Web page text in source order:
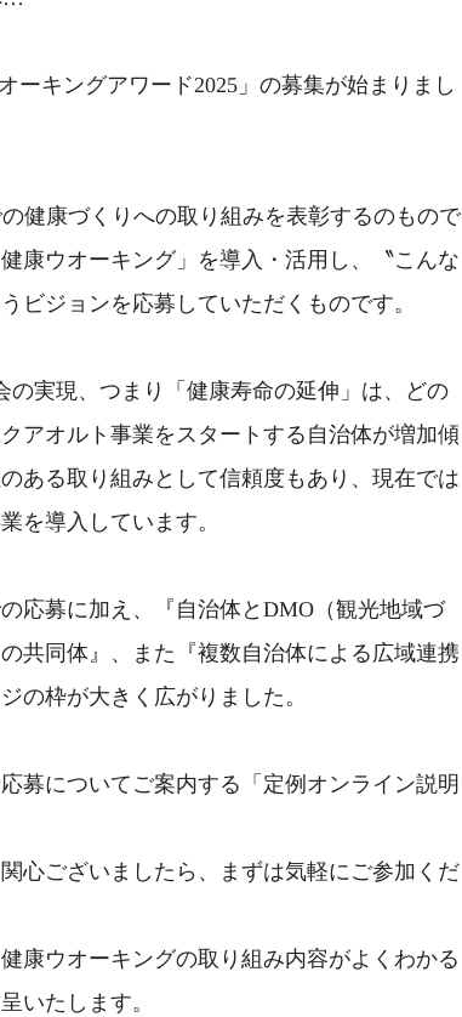
キングアワード2025」の募集が始まりまし
健康づくりへの取り組みを表彰するのもので
康ウオーキング」を導入・活用し、〝こんな
ビジョンを応募していただくものです。
の実現、つまり「健康寿命の延伸」は、どの
アオルト事業をスタートする自治体が増加傾
ある取り組みとして信頼度もあり、現在では
を導入しています。
応募に加え、『自治体とDMO（観光地域づ
共同体』、また『複数自治体による広域連携
の枠が大きく広がりました。
募についてご案内する「定例オンライン説明
心ございましたら、まずは気軽にご参加くだ
康ウオーキングの取り組み内容がよくわかる
いたします。